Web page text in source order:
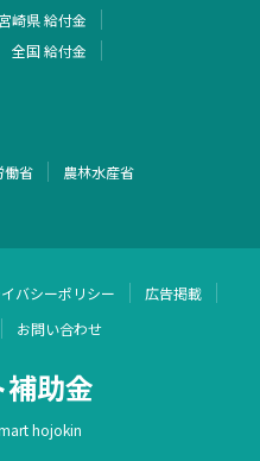
宮崎県 給付金
全国 給付金
働省 農林水産省
バシーポリシー
広告掲載
お問い合わせ
助金
hojokin